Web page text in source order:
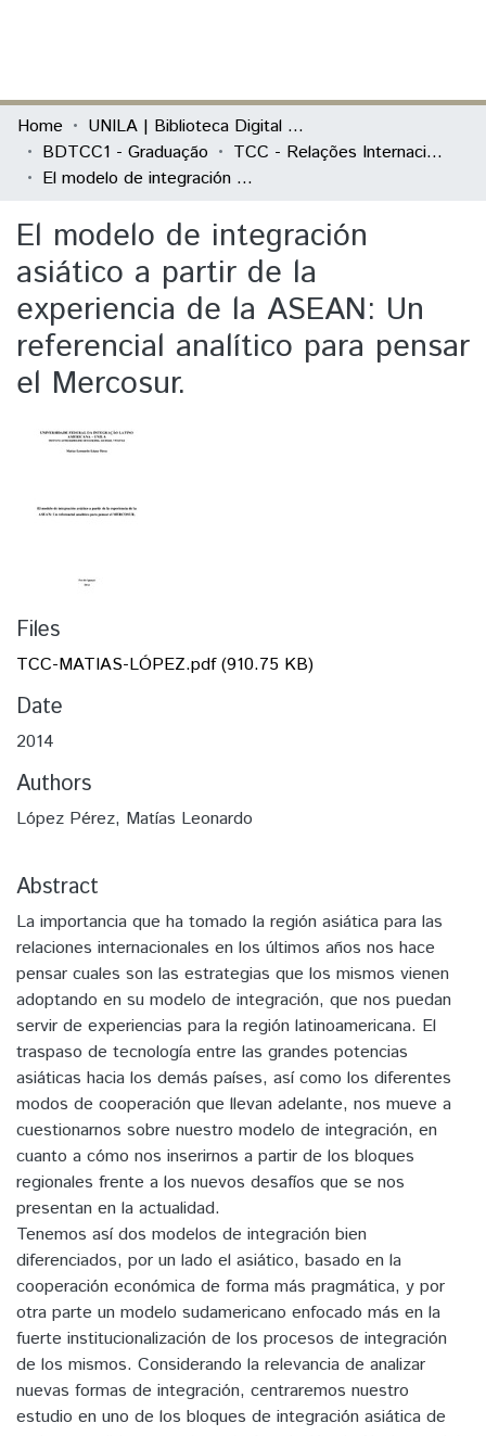
Communities & Collections
All of DSpace
Home
UNILA | Biblioteca Digital de Trabalhos de Conclusão de Curso
BDTCC1 - Graduação
TCC - Relações Internacionais e Integração
El modelo de integración asiático a partir de la experiencia de la ASEAN: Un referencial analítico para pensar el Mercosur.
El modelo de integración
asiático a partir de la
experiencia de la ASEAN: Un
referencial analítico para pensar
el Mercosur.
Files
TCC-MATIAS-LÓPEZ.pdf(910.75 KB)
Date
2014
Authors
López Pérez, Matías Leonardo
Abstract
La importancia que ha tomado la región asiática para las
relaciones internacionales en los últimos años nos hace
pensar cuales son las estrategias que los mismos vienen
adoptando en su modelo de integración, que nos puedan
servir de experiencias para la región latinoamericana. El
traspaso de tecnología entre las grandes potencias
asiáticas hacia los demás países, así como los diferentes
modos de cooperación que llevan adelante, nos mueve a
cuestionarnos sobre nuestro modelo de integración, en
cuanto a cómo nos inserirnos a partir de los bloques
regionales frente a los nuevos desafíos que se nos
presentan en la actualidad.
Tenemos así dos modelos de integración bien
diferenciados, por un lado el asiático, basado en la
cooperación económica de forma más pragmática, y por
otra parte un modelo sudamericano enfocado más en la
fuerte institucionalización de los procesos de integración
de los mismos. Considerando la relevancia de analizar
nuevas formas de integración, centraremos nuestro
estudio en uno de los bloques de integración asiática de